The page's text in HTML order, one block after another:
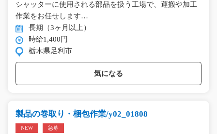
シャッターに使用される部品を扱う工場で、運搬や加工
作業をお任せします…
長期（3ヶ月以上）
時給1,400円
栃木県足利市
気になる
製品の巻取り・梱包作業/y02_01808
NEW 急募